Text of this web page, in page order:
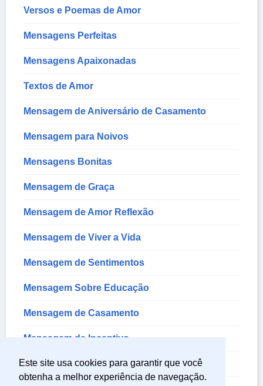
Este site usa cookies para garantir que você
obtenha a melhor experiência de navegação.
Versos e Poemas de Amor
Mensagens Perfeitas
Mensagens Apaixonadas
Textos de Amor
Mensagem de Aniversário de Casamento
Mensagem para Noivos
Mensagens Bonitas
Mensagem de Graça
Mensagem de Amor Reflexão
Mensagem de Viver a Vida
Mensagem de Sentimentos
Mensagem Sobre Educação
Mensagem de Casamento
Mensagem de Incentivo
Mensagem de Amor